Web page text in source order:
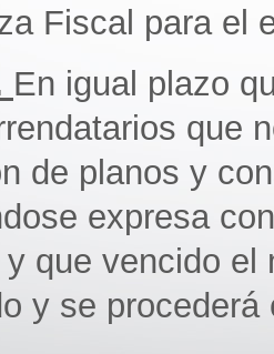
Fiscal para el
En igual plazo
que
de planos y
expresa
que vencido
y se